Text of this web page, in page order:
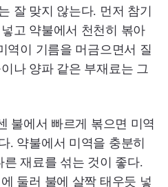
잘 맞지 않는다. 먼저 참기
고 약불에서 천천히 볶아
역이 기름을 머금으면서 질
나 양파 같은 부재료는 그
불에서 빠르게 볶으면 미역
. 약불에서 미역을 충분히
재료를 섞는 것이 좋다.
둘러 불에 살짝 태우듯 넣